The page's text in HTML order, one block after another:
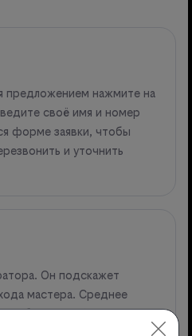
предложением нажмите на
своё имя и номер
форме заявки, чтобы
и уточнить
Он подскажет
мастера. Среднее
работника – 1-2 дня